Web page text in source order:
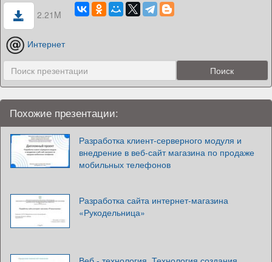
2.21M
Интернет
Похожие презентации:
Разработка клиент-серверного модуля и
внедрение в веб-сайт магазина по продаже
мобильных телефонов
Разработка сайта интернет-магазина
«Рукодельница»